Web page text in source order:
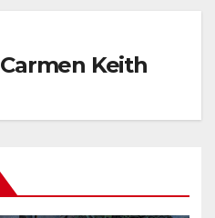
Carmen Keith